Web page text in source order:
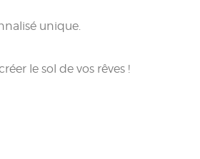
unique.
le sol de vos rêves !